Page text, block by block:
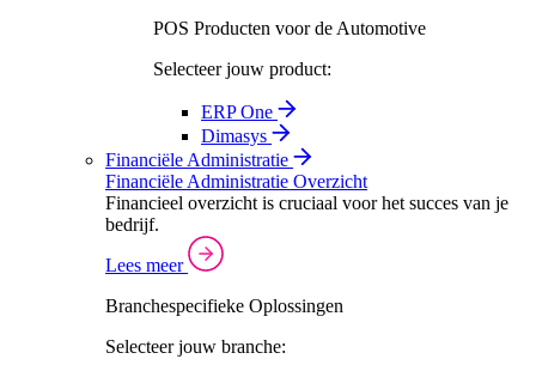
POS Producten voor de Automotive
Selecteer jouw product:
ERP One
Dimasys
Financiële Administratie
Financiële Administratie Overzicht
Financieel overzicht is cruciaal voor het succes van je
bedrijf.
Lees meer
Branchespecifieke Oplossingen
Selecteer jouw branche: